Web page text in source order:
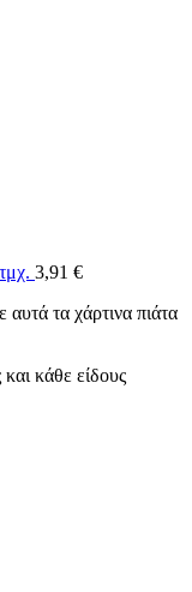
3,91 €
τα χάρτινα πιάτα
και κάθε είδους